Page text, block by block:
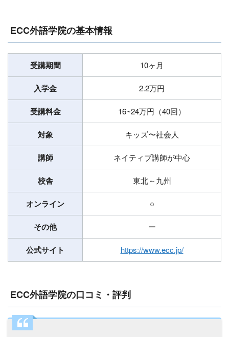
ECC外語学院の基本情報
受講期間 10ヶ月
入学金 2.2万円
受講料金 16~24万円（40回）
対象 キッズ〜社会人
講師 ネイティブ講師が中心
校舎 東北～九州
オンライン ○
その他 ー
公式サイト https://www.ecc.jp/
ECC外語学院の口コミ・評判